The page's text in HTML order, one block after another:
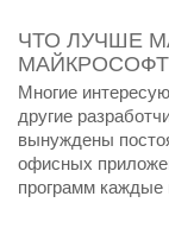
ЧТО ЛУЧШЕ
МАЙКРОСОФТ
Многие
другие
вынуждены
офисных
программ каждые